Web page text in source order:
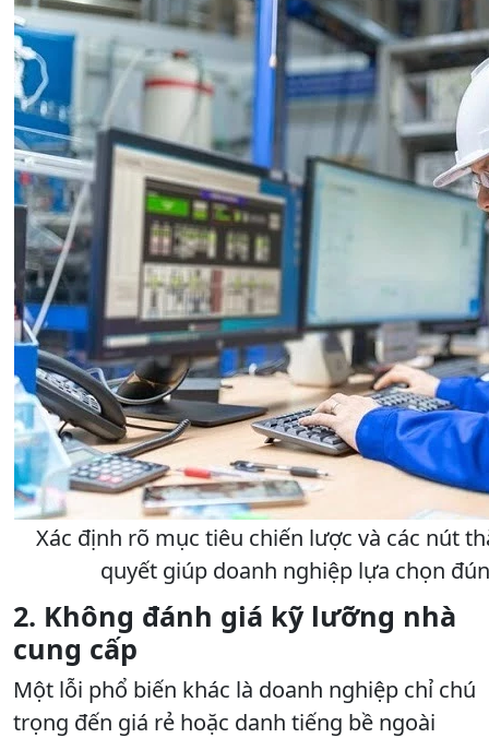
Xác định rõ mục tiêu chiến lược và các nút
quyết giúp doanh nghiệp lựa chọn
2. Không đánh giá kỹ lưỡng nhà
cung cấp
Một lỗi phổ biến khác là doanh nghiệp chỉ chú
trọng đến giá rẻ hoặc danh tiếng bề ngoài